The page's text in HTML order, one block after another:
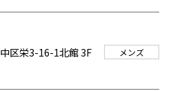
区栄3-16-1北館 3F
メンズ